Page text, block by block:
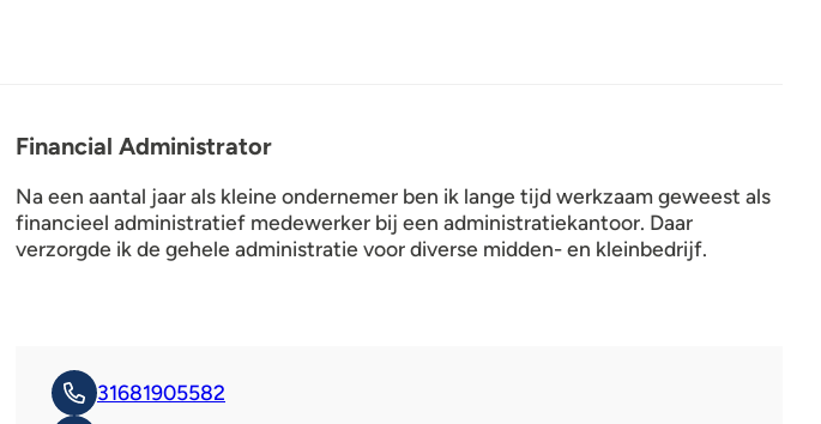
Financial Administrator
Na een aantal jaar als kleine ondernemer ben ik lange tijd werkzaam geweest als
financieel administratief medewerker bij een administratiekantoor. Daar
verzorgde ik de gehele administratie voor diverse midden- en kleinbedrijf.
31681905582